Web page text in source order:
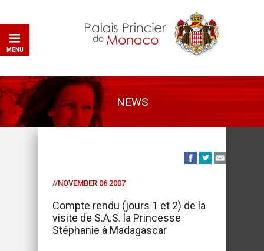
MENU
NEWS
//NOVEMBER 06 2007
Compte rendu (jours 1 et 2) de la
visite de S.A.S. la Princesse
Stéphanie à Madagascar